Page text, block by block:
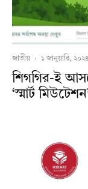
জাতীয় · ১ জানুয়ারি, ২০২৪
শিগগির-ই
‘স্মার্ট